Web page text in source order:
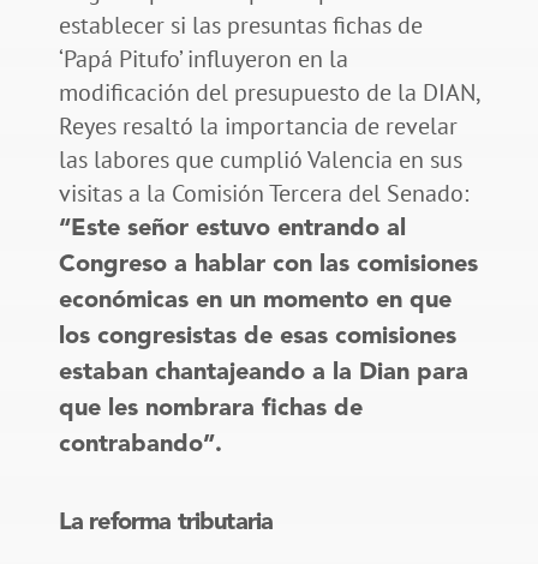
establecer si las presuntas fichas de
‘Papá Pitufo’ influyeron en la
modificación del presupuesto de la DIAN,
Reyes resaltó la importancia de revelar
las labores que cumplió Valencia en sus
visitas a la Comisión Tercera del Senado:
“Este señor estuvo entrando al
Congreso a hablar con las comisiones
económicas en un momento en que
los congresistas de esas comisiones
estaban chantajeando a la Dian para
que les nombrara fichas de
contrabando”.
La reforma tributaria